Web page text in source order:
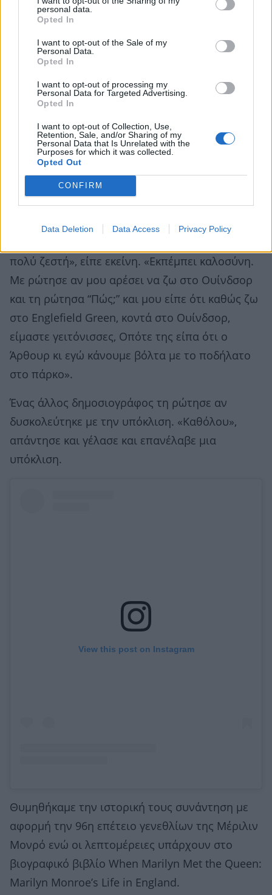
personal data.
Opted In
I want to opt-out of the Sale of my
Personal Data.
Opted In
I want to opt-out of processing my
Personal Data for Targeted Advertising.
Opted In
I want to opt-out of Collection, Use,
Retention, Sale, and/or Sharing of my
Personal Data that Is Unrelated with the
Purposes for which it was collected.
Opted Out
CONFIRM
Data Deletion Data Access Privacy Policy
«Το λατρεύουμε», είπε η Μέριλιν. «Όσο μας
επιτρέπεται ο σύζυγός μου κι εγώ πηγαίνουμε
για ποδήλατο στο Great Park». Στη συνέχεια η
βασίλισσα απομακρύνθηκε και η Μέριλιν
επανέλαβε τον χαιρετισμό με την πριγκίπισσα
Μαργαρίτα.
Στο τέλος της βραδιάς, η Μέριλιν βγήκε από το
θέατρο γεμάτη ενθουσιασμό. Πριν προλάβει να
μπει στο αυτοκίνητό της οι δημοσιογράφοι τη
πολύ ζεστή», είπε εκείνη. «Εκπέμπει καλοσύνη.
Με ρώτησε αν μου αρέσει να ζω στο Ουίνδσορ
και τη ρώτησα “Πώς;” και μου είπε ότι καθώς ζω
στο Englefield Green, κοντά στο Ουίνδσορ,
είμαστε γειτόνισσες, Οπότε της είπα ότι ο
Άρθουρ κι εγώ κάνουμε βόλτα με το ποδήλατο
στο πάρκο».
Ένας άλλος δημοσιογράφος τη ρώτησε αν
δυσκολεύτηκε με την υπόκλιση. «Καθόλου»,
απάντησε και γέλασε και επανέλαβε μια
υπόκλιση.
View this post on Instagram
Θυμηθήκαμε την ιστορική τους συνάντηση με
αφορμή την 96η επέτειο γενεθλίων της Μέριλιν
Μονρό ενώ οι λεπτομέρειες υπάρχουν στο
βιογραφικό βιβλίο When Marilyn Met the Queen:
Marilyn Monroe’s Life in England.